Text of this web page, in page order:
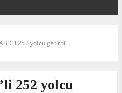
252 yolcu getirdi
252 yolcu